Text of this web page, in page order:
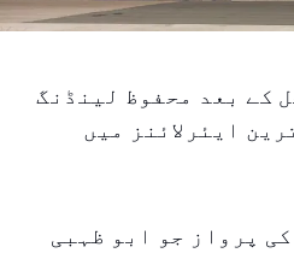
کے بعد محفوظ لینڈنگ
ایئرلائنز میں
پرواز جو ابو ظہبی